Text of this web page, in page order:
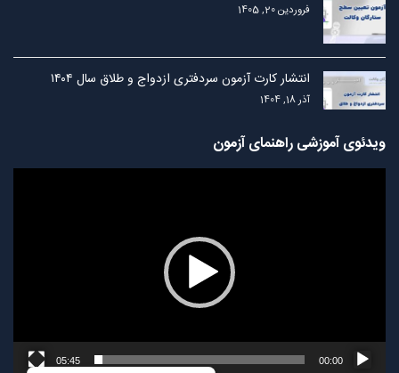
فروردین 20, 1405
انتشار کارت آزمون سردفتری ازدواج و طلاق سال ۱۴۰۴
آذر 18, 1404
ویدئوی آموزشی راهنمای آزمون
00:00
05:45